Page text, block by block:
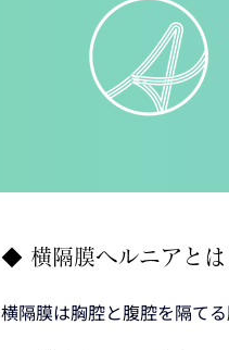
◆ 横隔膜ヘルニアとは
横隔膜は胸腔と腹腔を隔て